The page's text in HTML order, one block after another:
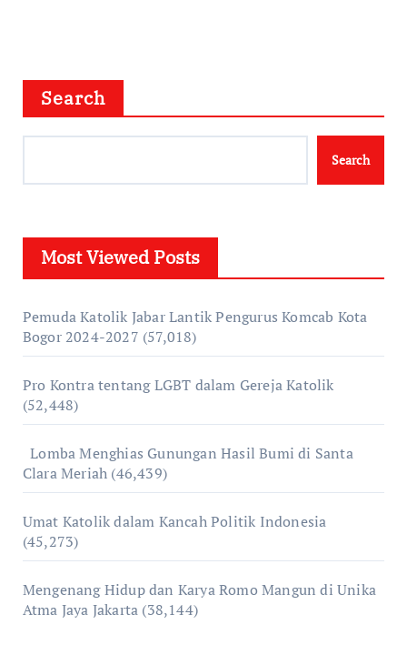
Search
Search
Most Viewed Posts
Pemuda Katolik Jabar Lantik Pengurus Komcab Kota
Bogor 2024-2027 (57,018)
Pro Kontra tentang LGBT dalam Gereja Katolik
(52,448)
Lomba Menghias Gunungan Hasil Bumi di Santa
Clara Meriah (46,439)
Umat Katolik dalam Kancah Politik Indonesia
(45,273)
Mengenang Hidup dan Karya Romo Mangun di Unika
Atma Jaya Jakarta (38,144)